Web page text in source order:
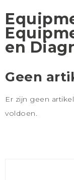
en
Geen
Er zijn geen
voldoen.